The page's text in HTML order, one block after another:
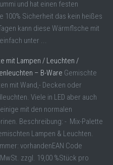
und hat einen festen
100% Sicherheit das kein heißes
kann diese Wärmflsche mit
unter ...
mit Lampen / Leuchten /
– B-Ware Gemischte
mit Wand,- Decken oder
Viele in LED aber auch
mit den normalen
Beschreibung: - Mix-Palette
Lampen & Leuchten.
vorhandenEAN Code
zzgl. 19,00 %Stück pro